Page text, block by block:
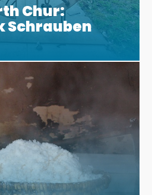
Chur:
Schrauben